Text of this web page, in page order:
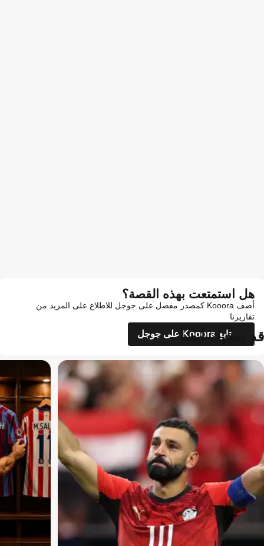
هل استمتعت بهذه القصة؟
أضف Kooora كمصدر مفضل على جوجل للاطلاع على المزيد من
تقاريرنا
تابع Kooora على جوجل
قد يعجبك أيضاً